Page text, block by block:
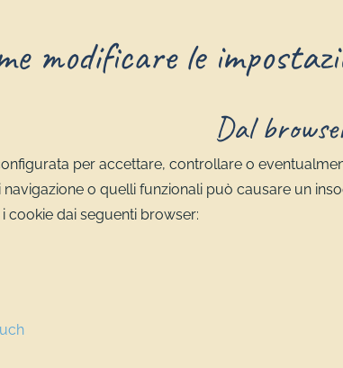
modificare le
Dal
per accettare, controllare o
o quelli funzionali può causare un
cookie dai seguenti browser: